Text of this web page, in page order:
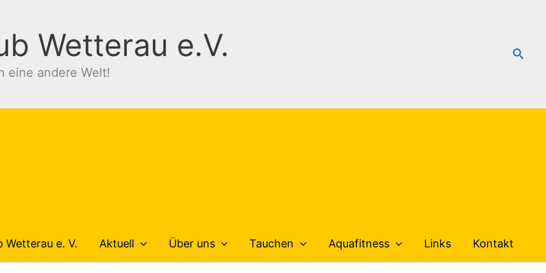
Wetterau e.V.
eine andere Welt!
Wetterau e. V. Aktuell Über uns Tauchen Aquafitness Links Kontakt